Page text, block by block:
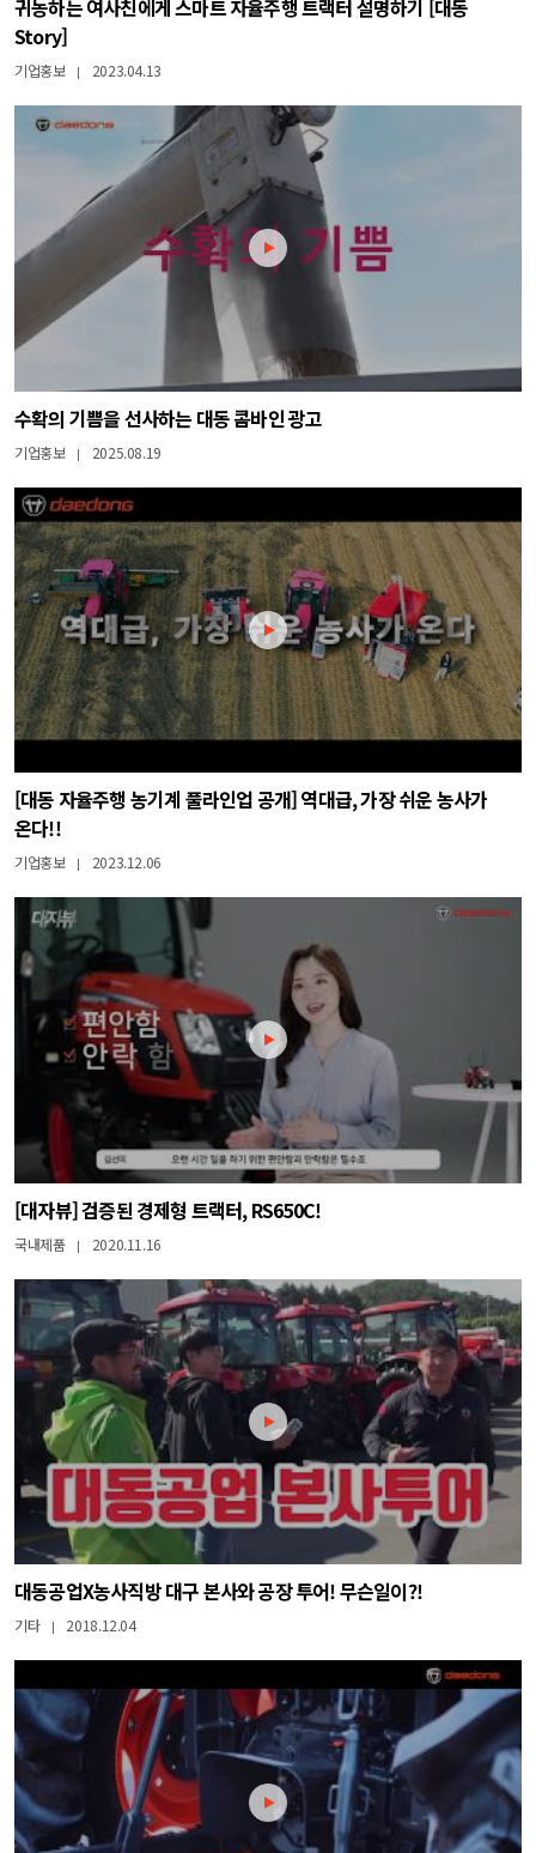
귀농하는 여사친에게 스마트 자율주행 트랙터 설명하기 [대동
Story]
기업홍보 | 2023.04.13
수확의 기쁨을 선사하는 대동 콤바인 광고
기업홍보 | 2025.08.19
[대동 자율주행 농기계 풀라인업 공개] 역대급, 가장 쉬운 농사가
온다!!
기업홍보 | 2023.12.06
[대자뷰] 검증된 경제형 트랙터, RS650C!
국내제품 | 2020.11.16
대동공업X농사직방 대구 본사와 공장 투어! 무슨일이?!
기타 | 2018.12.04